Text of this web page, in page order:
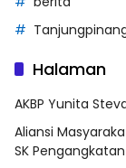
Halaman
AKBP Yunita
Aliansi
SK